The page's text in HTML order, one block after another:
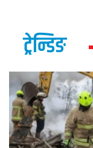
ट्रेन्डिङ